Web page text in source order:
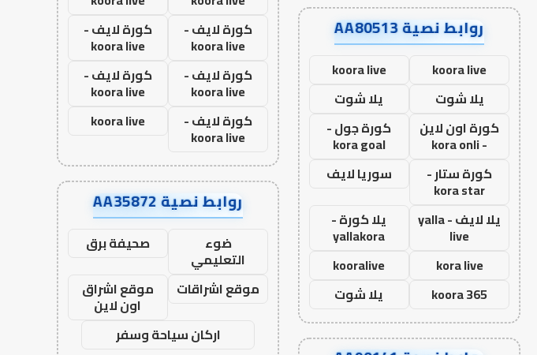
روابط نصية AA80513
koora live
koora live
يلا شوت
يلا شوت
كورة اون لاين
- kora onli
كورة جول -
kora goal
كورة ستار -
kora star
سوريا لايف
يلا لايف - yalla
live
يلا كورة -
yallakora
kora live
kooralive
koora 365
يلا شوت
كورة لايف -
koora live
كورة لايف -
koora live
كورة لايف -
koora live
كورة لايف -
koora live
كورة لايف -
koora live
koora live
روابط نصية AA35872
ضوء
التعليمي
صحيفة برق
موقع اشراقات
موقع اشراق
اون لاين
اركان سياحة وسفر